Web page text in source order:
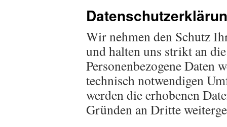
Wir nehmen den Schutz
und halten uns strikt an
Personenbezogene Daten
technisch notwendigen
werden die erhobenen
Gründen an Dritte